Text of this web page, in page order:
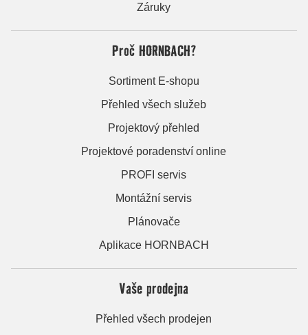
Záruky
Proč HORNBACH?
Sortiment E-shopu
Přehled všech služeb
Projektový přehled
Projektové poradenství online
PROFI servis
Montážní servis
Plánovače
Aplikace HORNBACH
Vaše prodejna
Přehled všech prodejen